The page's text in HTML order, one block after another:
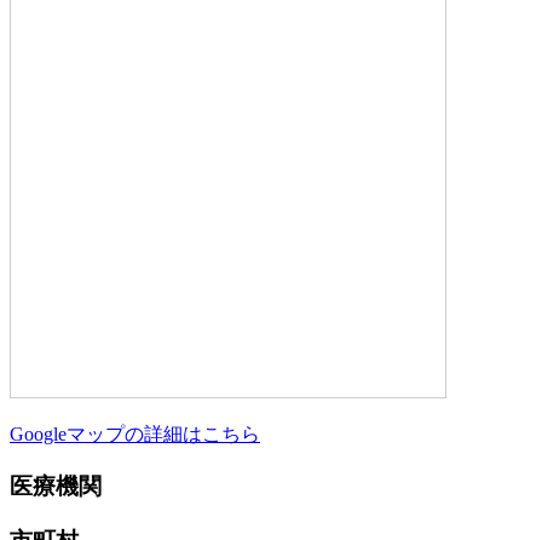
Googleマップの詳細はこちら
医療機関